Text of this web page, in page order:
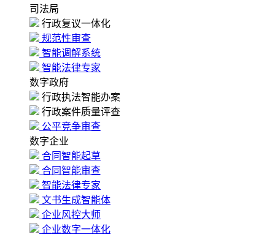
司法局
行政复议一体化
规范性审查
智能调解系统
智能法律专家
数字政府
行政执法智能办案
行政案件质量评查
公平竞争审查
数字企业
合同智能起草
合同智能审查
智能法律专家
文书生成智能体
企业风控大师
企业数字一体化